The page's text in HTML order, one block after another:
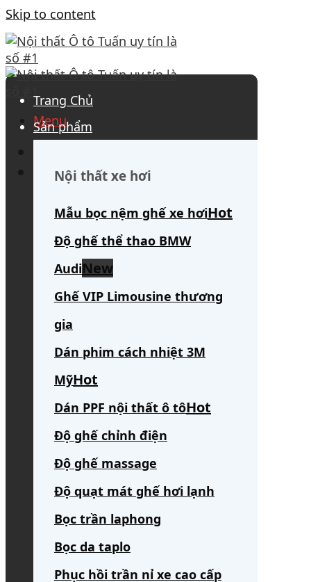
Skip to content
Menu
Search for:
Trang Chủ
Sản phẩm
Nội thất xe hơi
Mẫu bọc nệm ghế xe hơi
Độ ghế thể thao BMW
Audi
Ghế VIP Limousine thương
gia
Dán phim cách nhiệt 3M
Mỹ
Dán PPF nội thất ô tô
Độ ghế chỉnh điện
Độ ghế massage
Độ quạt mát ghế hơi lạnh
Bọc trần laphong
Bọc da taplo
Phục hồi trần nỉ xe cao cấp